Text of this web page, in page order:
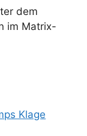
dem
im Matrix-
Klage